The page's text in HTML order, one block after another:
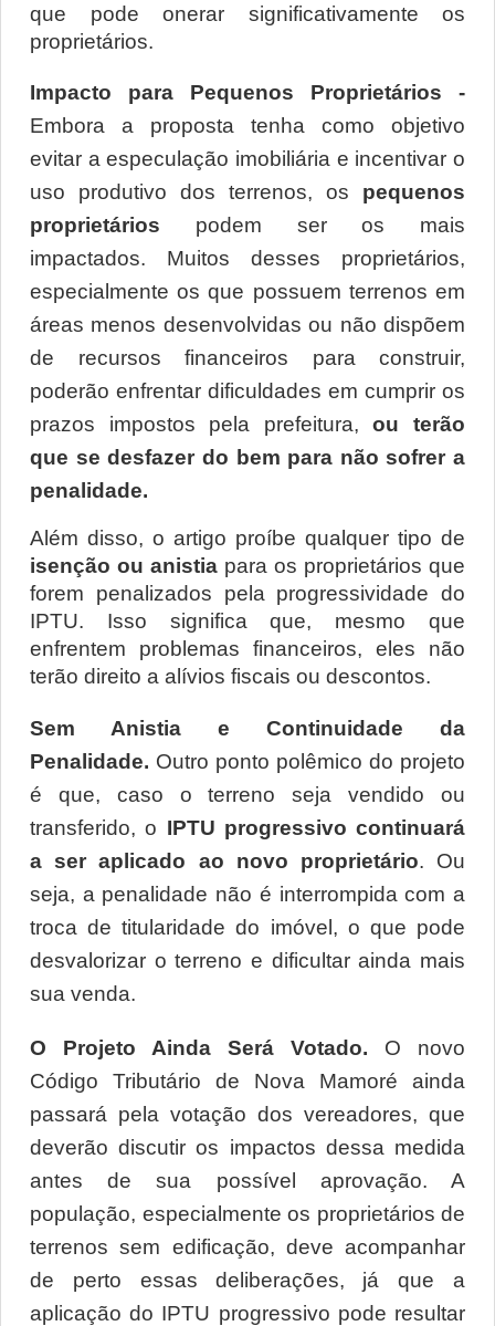
que pode onerar significativamente os
proprietários.
Embora a proposta tenha como objetivo
evitar a especulação imobiliária e incentivar o
uso produtivo dos terrenos, os pequenos
proprietários podem ser os mais
impactados. Muitos desses proprietários,
especialmente os que possuem terrenos em
áreas menos desenvolvidas ou não dispõem
de recursos financeiros para construir,
poderão enfrentar dificuldades em cumprir os
prazos impostos pela prefeitura, ou terão
que se desfazer do bem para não sofrer a
penalidade.
isenção ou anistia para os proprietários que
forem penalizados pela progressividade do
IPTU. Isso significa que, mesmo que
enfrentem problemas financeiros, eles não
terão direito a alívios fiscais ou descontos.
Sem Anistia e Continuidade da
Penalidade. Outro ponto polêmico do projeto
é que, caso o terreno seja vendido ou
transferido, o IPTU progressivo continuará
a ser aplicado ao novo proprietário. Ou
seja, a penalidade não é interrompida com a
troca de titularidade do imóvel, o que pode
desvalorizar o terreno e dificultar ainda mais
sua venda.
O Projeto Ainda Será Votado. O novo
Código Tributário de Nova Mamoré ainda
passará pela votação dos vereadores, que
deverão discutir os impactos dessa medida
antes de sua possível aprovação. A
população, especialmente os proprietários de
terrenos sem edificação, deve acompanhar
de perto essas deliberações, já que a
aplicação do IPTU progressivo pode resultar